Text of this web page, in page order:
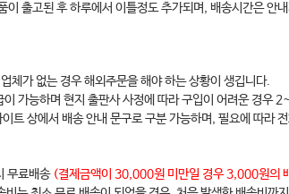
련된 간호계획
련된 간호수행…………………………109
련된 간호평가………………………… 115
호사정………………………………117
이 출고된 후 하루에서 이틀정도 추가되며, 배송시간은 안
체가 없는 경우 해외주문을 해야 하는 상황이 생깁니다.
가능하며 현지 출판사 사정에 따라 구입이 어려운 경우
트 상에서 배송 안내 문구로 구분 가능하며, 필요에 따라
무료배송 (결제금액이 30,000원 미만일 경우 3,000원의